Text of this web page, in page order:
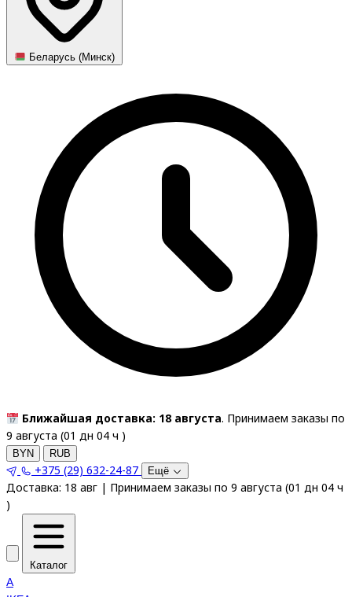
Беларусь (Минск)
Ближайшая доставка: 18 августа. Принимаем заказы по
9 августа (01 дн 04 ч )
BYN RUB
+375 (29) 632-24-87 Ещё
Доставка: 18 авг | Принимаем заказы по 9 августа (01 дн 04 ч
)
Каталог
A